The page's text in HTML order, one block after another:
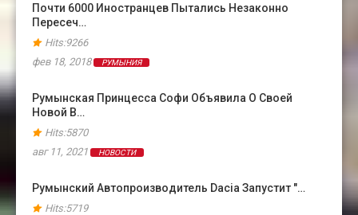
Почти 6000 Иностранцев Пытались Незаконно
Пересеч…
Hits:9266
фев 18, 2018
РУМЫНИЯ
Румынская Принцесса Софи Объявила О Своей
Новой В…
Hits:5870
авг 11, 2021
НОВОСТИ
Румынский Автопроизводитель Dacia Запустит "…
Hits:5719